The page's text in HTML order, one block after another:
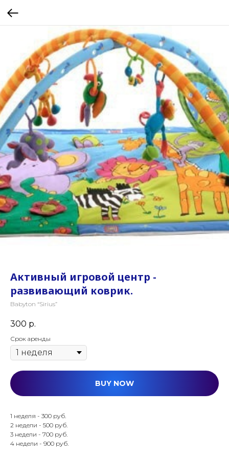
Активный игровой центр -
развивающий коврик.
Babyton “Sirius”
300 р.
Срок аренды
BUY NOW
1 неделя - 300 руб.
2 недели - 500 руб.
3 недели - 700 руб.
4 недели - 900 руб.